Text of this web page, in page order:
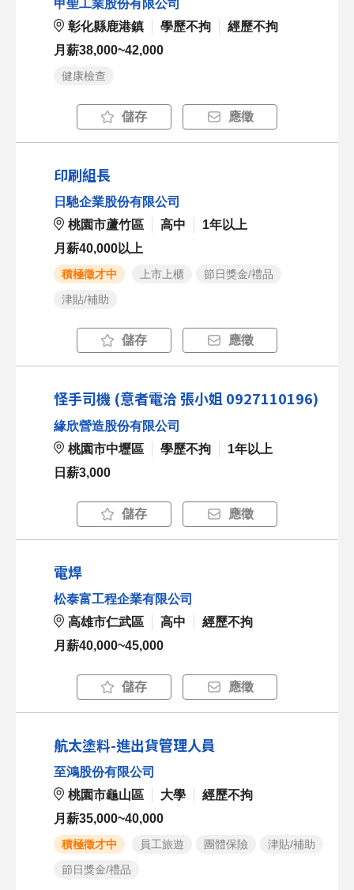
甲聖工業股份有限公司
彰化縣鹿港鎮
學歷不拘
經歷不拘
月薪38,000~42,000
健康檢查
儲存 應徵
印刷組長
日馳企業股份有限公司
桃園市蘆竹區
高中
1年以上
月薪40,000以上
積極徵才中 上市上櫃
節日獎金/禮品
津貼/補助
儲存 應徵
怪手司機 (意者電洽 張小姐 0927110196)
緣欣營造股份有限公司
桃園市中壢區
學歷不拘
1年以上
日薪3,000
儲存 應徵
電焊
松泰富工程企業有限公司
高雄市仁武區
高中
經歷不拘
月薪40,000~45,000
儲存 應徵
航太塗料-進出貨管理人員
至鴻股份有限公司
桃園市龜山區
大學
經歷不拘
月薪35,000~40,000
積極徵才中 員工旅遊 團體保險
津貼/補助
節日獎金/禮品